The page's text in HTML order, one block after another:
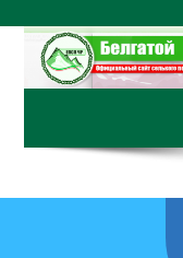
содержимому